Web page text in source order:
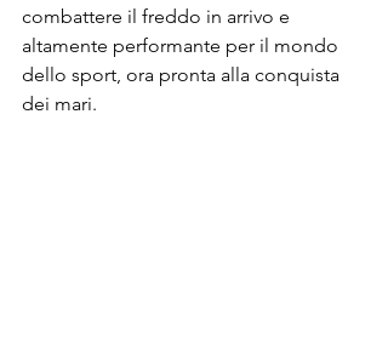
combattere il freddo in arrivo e
altamente performante per il mondo
dello sport, ora pronta alla conquista
dei mari.